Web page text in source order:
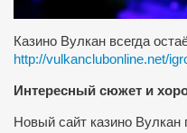
Казино Вулкан всегда
http://vulkanclubonline.net/
Интересный сюжет и
Новый сайт казино Вулкан